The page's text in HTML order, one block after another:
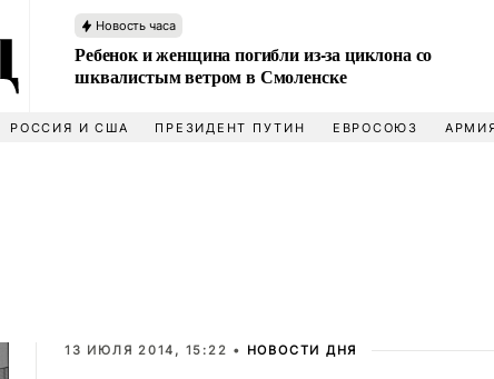
Новость часа
Ребенок и женщина погибли из-за циклона со
шквалистым ветром в Смоленске
РОССИЯ И США ПРЕЗИДЕНТ ПУТИН ЕВРОСОЮЗ
13 ИЮЛЯ 2014, 15:22 • НОВОСТИ ДНЯ